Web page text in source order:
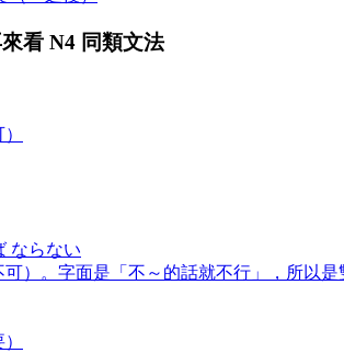
看 N4 同類文法
ならない
）。字面是「不～的話就不行」，所以